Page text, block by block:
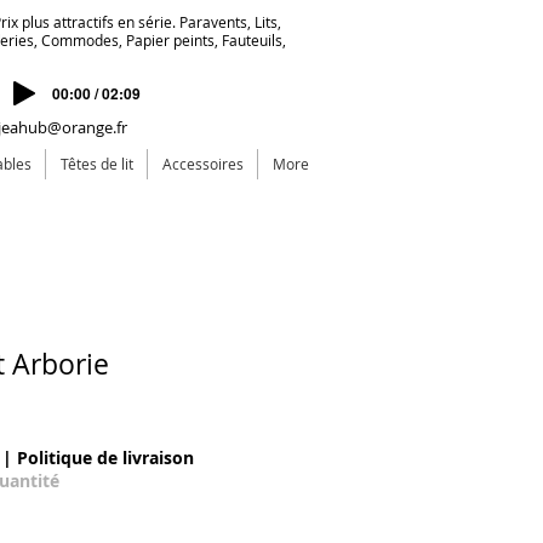
plus attractifs en série. Paravents, Lits,
Commodes, Papier peints, Fauteuils,
00:00 / 02:09
jeahub@orange.fr
Têtes de lit Accessoires More
Arborie
Price
| Politique de livraison